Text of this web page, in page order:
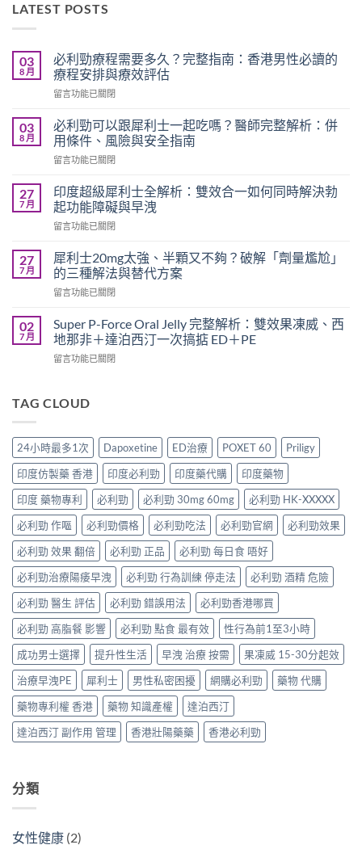
LATEST POSTS
03
8 月
必利勁療程需要多久？完整指南：香港男性必讀的
療程安排與療效評估
在
利
勁
療
程
要
多
久？
完
指
南：
港
性
必
讀
安
與
療
效
評
估〉
中
留言功能已關閉
03
8 月
必利勁可以跟犀利士一起吃嗎？醫師完整解析：併
用條件、風險與安全指南
在
利
勁
可
以
犀
利
士
一
吃
嗎？
師
解
用
條
件、
風
險
與
安
全
指
南〉
中
留言功能已關閉
27
7 月
印度超級犀利士全解析：雙效合一如何同時解決勃
起功能障礙與早洩
在
度
超
級
犀
士
全
解
析：
合
何
同
時
解
決
勃
起
功
能
障
礙
與
早
洩〉
中
留言功能已關閉
27
7 月
犀利士20mg太強、半顆又不夠？破解「劑量尷尬」
的三種解法與替代方案
在
利
士
20mg
太
顆
夠？
破
解
「劑
量
尷
尬」
的
三
種
解
法
與
替
代
方
案〉
中
留言功能已關閉
02
7 月
Super P-Force Oral Jelly 完整解析：雙效果凍威、西
地那非＋達泊西汀一次搞掂 ED＋PE
在
Force
完
整
解
析：
雙
效
果
凍
威、
西
地
那
非
＋
達
泊
西
汀
一
次
搞
掂
ED
留言功能已關閉
TAG CLOUD
24小時最多1次 Dapoxetine ED治療 POXET 60
Priligy
印度仿製藥 香港
印度必利勁 印度藥代購
印度藥物
印度 藥物專利
必利勁 必利勁 30mg 60mg
必利勁 HK-XXXXX
必利勁 作嘔
必利勁價格 必利勁吃法 必利勁官網
必利勁效果
必利勁 效果 翻倍
必利勁 正品
必利勁 每日食 唔好
必利勁治療陽痿早洩
必利勁 行為訓練 停走法
必利勁 酒精 危險
必利勁 醫生 評估
必利勁 錯誤用法
必利勁香港哪買
必利勁 高脂餐 影響
必利勁 點食 最有效
性行為前1至3小時
成功男士選擇
提升性生活 早洩 治療 按需
果凍威 15-30分起效
治療早洩PE
犀利士 男性私密困擾 網購必利勁
藥物 代購
藥物專利權 香港
藥物 知識產權
達泊西汀
達泊西汀 副作用 管理
香港壯陽藥藥 香港必利勁
分類
女性健康 (2)